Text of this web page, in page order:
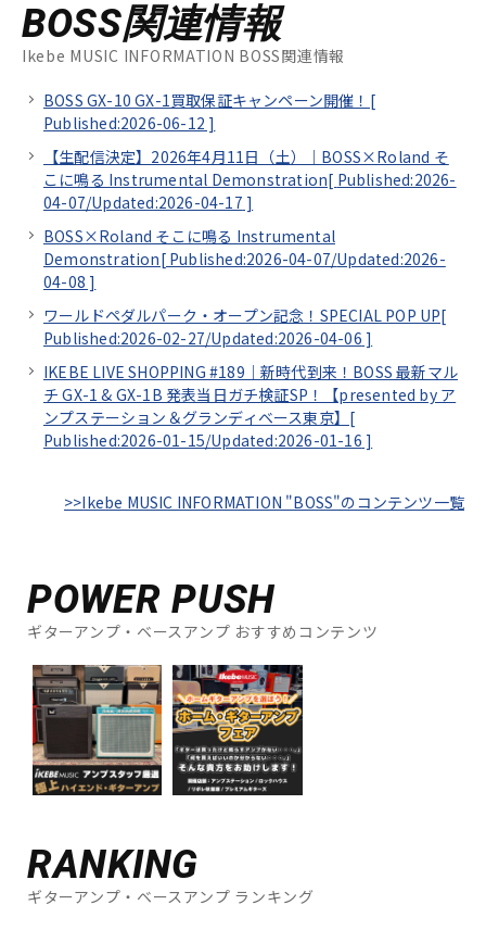
BOSS関連情報
Ikebe MUSIC INFORMATION BOSS関連情報
BOSS GX-10 GX-1買取保証キャンペーン開催！[
Published:2026-06-12 ]
【生配信決定】2026年4月11日（土）｜BOSS×Roland そ
こに鳴る Instrumental Demonstration[ Published:2026-
04-07/Updated:2026-04-17 ]
BOSS×Roland そこに鳴る Instrumental
Demonstration[ Published:2026-04-07/Updated:2026-
04-08 ]
ワールドペダルパーク・オープン記念！SPECIAL POP UP[
Published:2026-02-27/Updated:2026-04-06 ]
IKEBE LIVE SHOPPING #189｜新時代到来！BOSS 最新マル
チ GX-1 & GX-1B 発表当日ガチ検証SP！【presented by ア
ンプステーション＆グランディベース東京】[
Published:2026-01-15/Updated:2026-01-16 ]
>>Ikebe MUSIC INFORMATION "BOSS"のコンテンツ一覧
POWER PUSH
ギターアンプ・ベースアンプ おすすめコンテンツ
RANKING
ギターアンプ・ベースアンプ ランキング